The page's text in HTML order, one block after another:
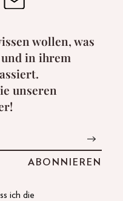
wollen, was
in ihrem
unseren
ich die